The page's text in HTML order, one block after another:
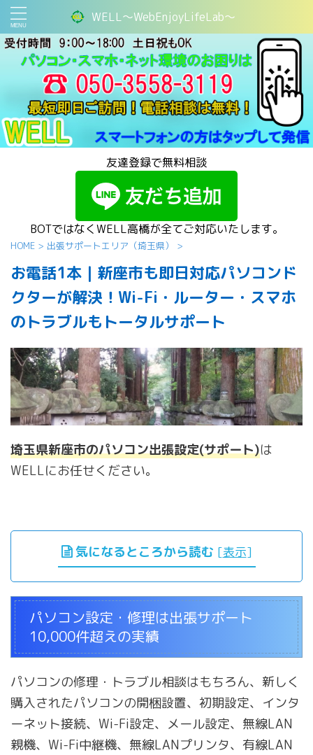
WELL～WebEnjoyLifeLab～
友達登録で無料相談
BOTではなくWELL高橋が全てご対応いたします。
HOME > 出張サポートエリア（埼玉県） >
お電話1本｜新座市も即日対応パソコンド
クターが解決！Wi-Fi・ルーター・スマホ
のトラブルもトータルサポート
埼玉県新座市のパソコン出張設定(サポート)は
WELLにお任せください。
気になるところから読む [表示]
パソコン設定・修理は出張サポート
10,000件超えの実績
パソコンの修理・トラブル相談はもちろん、新しく
購入されたパソコンの開梱設置、初期設定、インタ
ーネット接続、Wi-Fi設定、メール設定、無線LAN
親機、Wi-Fi中継機、無線LANプリンタ、有線LAN